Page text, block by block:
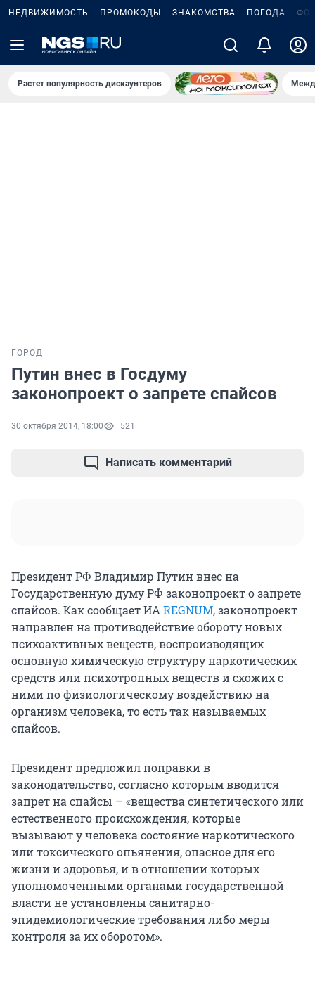
НЕДВИЖИМОСТЬ ПРОМОКОДЫ ЗНАКОМСТВА ПОГОДА
Растет популярность дискаунтеров
ГОРОД
Путин внес в Госдуму
законопроект о запрете спайсов
30 октября 2014, 18:00 521
Написать комментарий
Президент РФ Владимир Путин внес на
Государственную думу РФ законопроект о запрете
спайсов. Как сообщает ИА REGNUM, законопроект
направлен на противодействие обороту новых
психоактивных веществ, воспроизводящих
основную химическую структуру наркотических
средств или психотропных веществ и схожих с
ними по физиологическому воздействию на
организм человека, то есть так называемых
спайсов.
Президент предложил поправки в
законодательство, согласно которым вводится
запрет на спайсы – «вещества синтетического или
естественного происхождения, которые
вызывают у человека состояние наркотического
или токсического опьянения, опасное для его
жизни и здоровья, и в отношении которых
уполномоченными органами государственной
власти не установлены санитарно-
эпидемиологические требования либо меры
контроля за их оборотом».